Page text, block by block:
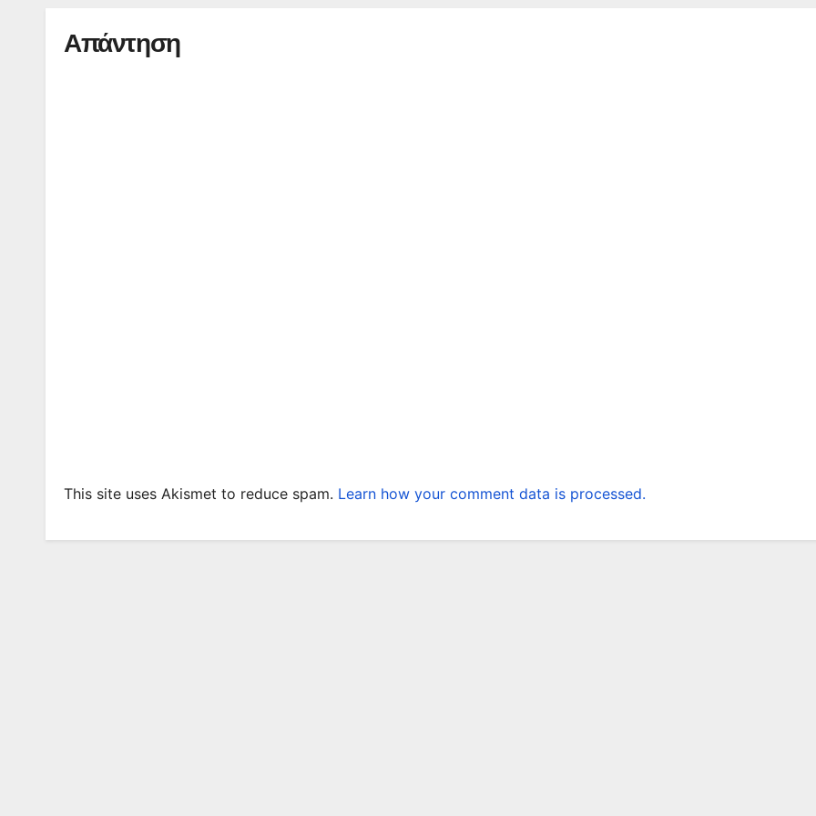
Απάντηση
This site uses Akismet to reduce spam. Learn how your comment data is processed.